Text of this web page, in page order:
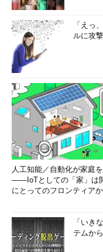
「えっ
ルに攻
人工知能／自動化が家庭
――IoTとしての「家」は
にとってのフロンティア
「いき
テムか